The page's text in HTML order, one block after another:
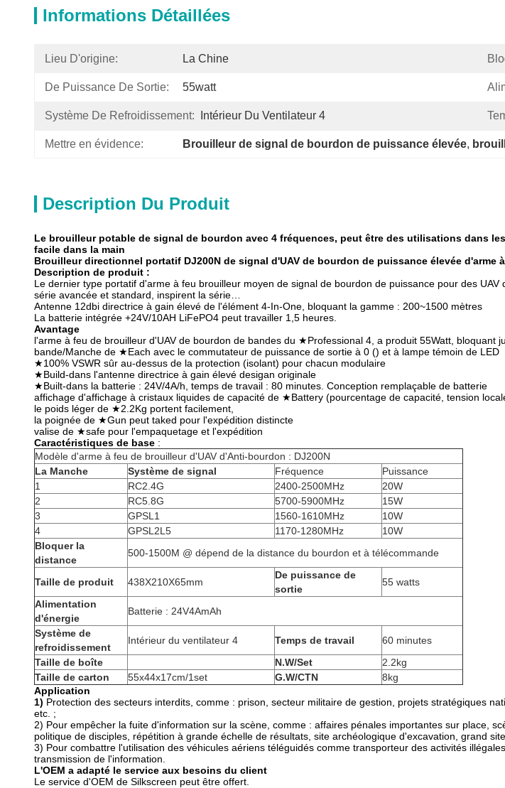
Informations Détaillées
Lieu D'origine: La Chine
De Puissance De Sortie: 55watt
Système De Refroidissement: Intérieur Du Ventilateur 4
Mettre en évidence: Brouilleur de signal de bourdon de puissance élevée,
Description Du Produit
Le brouilleur potable de signal de bourdon avec 4 fréquences, peut être des utilisations dans
facile dans la main
Brouilleur directionnel portatif DJ200N de signal d'UAV de bourdon de puissance élevée d'arme
Description de produit :
Le dernier type portatif d'arme à feu brouilleur moyen de signal de bourdon de puissance pour des
série avancée et standard, inspirent la série…
Antenne 12dbi directrice à gain élevé de l'élément 4-In-One, bloquant la gamme : 200~1500 mètres
La batterie intégrée +24V/10AH LiFePO4 peut travailler 1,5 heures.
Avantage
l'arme à feu de brouilleur d'UAV de bourdon de bandes du ★Professional 4, a produit 55Watt,
bande/Manche de ★Each avec le commutateur de puissance de sortie à 0 () et à lampe témoin de LED
★100% VSWR sûr au-dessus de la protection (isolant) pour chacun modulaire
★Build-dans l'antenne directrice à gain élevé desigan originale
★Built-dans la batterie : 24V/4A/h, temps de travail : 80 minutes. Conception remplaçable de batterie
affichage d'affichage à cristaux liquides de capacité de ★Battery (pourcentage de capacité, tension
le poids léger de ★2.2Kg portent facilement,
la poignée de ★Gun peut taked pour l'expédition distincte
valise de ★safe pour l'empaquetage et l'expédition
Caractéristiques de base :
Modèle d'arme à feu de brouilleur d'UAV d'Anti-bourdon : DJ200N
La Manche
Système de signal Fréquence
Puissance
1
RC2.4G 2400-2500MHz
20W
2
RC5.8G 5700-5900MHz
15W
3
GPSL1 1560-1610MHz
10W
4
GPSL2L5 1170-1280MHz
10W
Bloquer la
distance
500-1500M @ dépend de la distance du bourdon et à télécommande
Taille de produit 438X210X65mm
De puissance de
sortie
55 watts
Alimentation
d'énergie
Batterie : 24V4AmAh
Système de
refroidissement
Intérieur du ventilateur 4 Temps de travail
60 minutes
Taille de boîte
N.W/Set
2.2kg
Taille de carton
55x44x17cm/1set G.W/CTN
8kg
Application
1) Protection des secteurs interdits, comme : prison, secteur militaire de gestion, projets stratégiques
etc. ;
2) Pour empêcher la fuite d'information sur la scène, comme : affaires pénales importantes sur place,
politique de disciples, répétition à grande échelle de résultats, site archéologique d'excavation, grand
3) Pour combattre l'utilisation des véhicules aériens téléguidés comme transporteur des activités
transmission de l'information.
L'OEM a adapté le service aux besoins du client
Le service d'OEM de Silkscreen peut être offert.